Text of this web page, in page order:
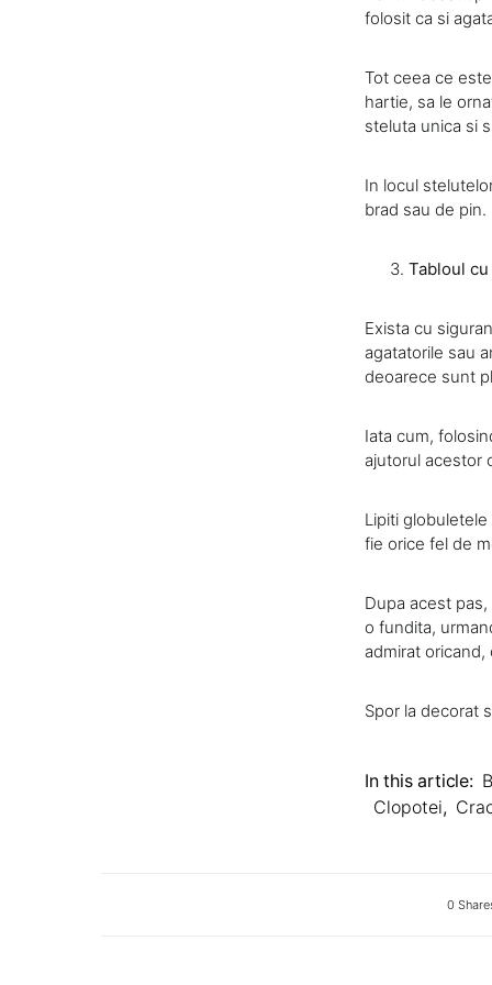
folosit ca si
Tot ceea ce
hartie, sa le
steluta unica si
In locul
brad sau de pin.
Tabloul
Exista cu
agatatorile sau
deoarece sunt
Iata cum,
ajutorul acestor
Lipiti
fie orice fel de
Dupa acest
o fundita,
admirat
Spor la decorat
In this article:
Clopotei,
0